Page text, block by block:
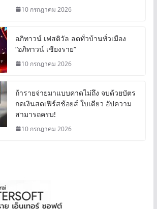
10 กรกฎาคม 2026
อภิทาวน์ เฟสติวัล ลดทั่วบ้านทั่วเมือง
“อภิทาวน์ เชียงราย”
10 กรกฎาคม 2026
ถ้ารายจ่ายมาแบบคาดไม่ถึง จบด้วยบัตร
กดเงินสดเฟิร์สช้อยส์ ใบเดียว อัปความ
สามารถครบ!
10 กรกฎาคม 2026